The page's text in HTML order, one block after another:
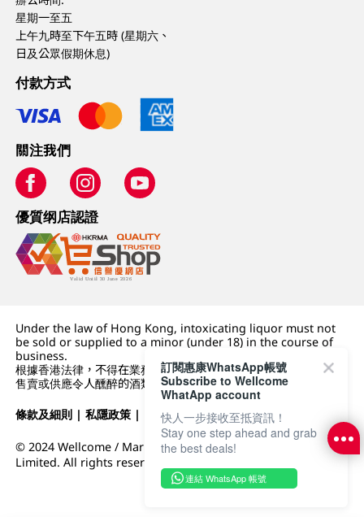
星期一至五
上午九時至下午五時 (星期六、
日及公眾假期休息)
付款方式
關注我們
優質纲店認證
Under the law of Hong Kong, intoxicating liquor must not
be sold or supplied to a minor (under 18) in the course of
business.
根據香港法律，不得在業務過程中，向未成年人 (18 歲以下人士)
售賣或供應令人醺醉的酒類。
條款及細則 |私隱政策 | DFI零售集團
© 2024 Wellcome / Market Place. The Dairy Farm Company
Limited. All rights reserved.
訂閱惠康WhatsApp帳號
Subscribe to Wellcome
WhatApp account
快人一步接收至抵資訊！
Stay one step ahead and grab
the best deals!
連結 WhatsApp 帳號